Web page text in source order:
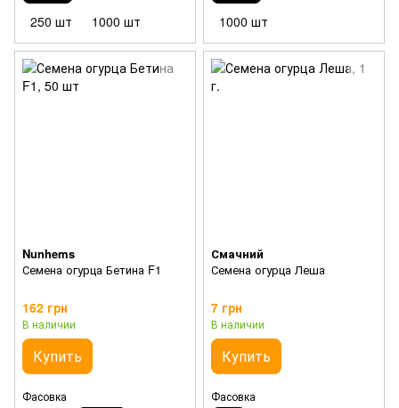
250 шт
1000 шт
1000 шт
Nunhems
Семена огурца Бетина F1
162 грн
В наличии
Купить
Фасовка
Смачний
Семена огурца Леша
7 грн
В наличии
Купить
Фасовка